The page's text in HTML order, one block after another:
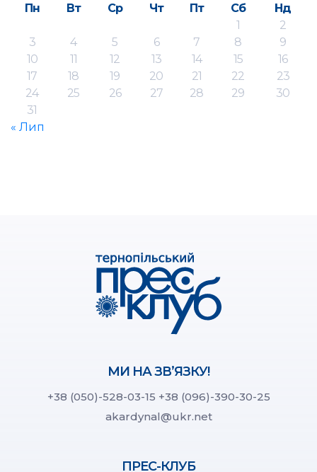
Пн
Вт Ср Чт Пт Сб
Нд
1
2
3
4 5 6 7 8
9
10
11 12 13 14 15
16
17
18 19 20 21 22
23
24
25 26 27 28 29
30
31
« Лип
МИ НА ЗВ’ЯЗКУ!
+38 (050)-528-03-15 +38 (096)-390-30-25
akardynal@ukr.net
ПРЕС-КЛУБ